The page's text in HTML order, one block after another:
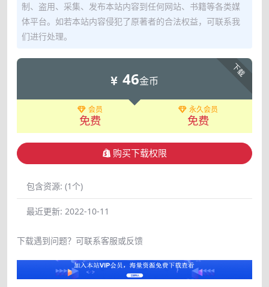
制、盗用、采集、发布本站内容到任何网站、书籍等各类媒
体平台。如若本站内容侵犯了原著者的合法权益，可联系我
们进行处理。
下载
46金币
会员
免费
永久会员
免费
购买下载权限
包含资源: (1个)
最近更新: 2022-10-11
下载遇到问题？可联系客服或反馈